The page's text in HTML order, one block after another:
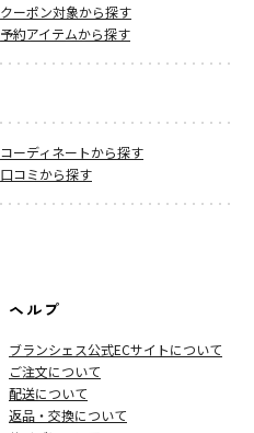
クーポン対象から探す
予約アイテムから探す
コーディネートから探す
口コミから探す
ヘルプ
ブランシェス公式ECサイトについて
ご注文について
配送について
返品・交換について